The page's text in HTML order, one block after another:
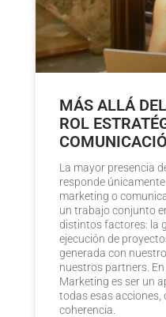
MÁS ALLÁ
ROL
La mayor presencia
responde
marketing o
un trabajo conjunto
distintos factores: la
ejecución de
generada con
nuestros partners.
Marketing es ser un
todas esas acciones,
coherencia.